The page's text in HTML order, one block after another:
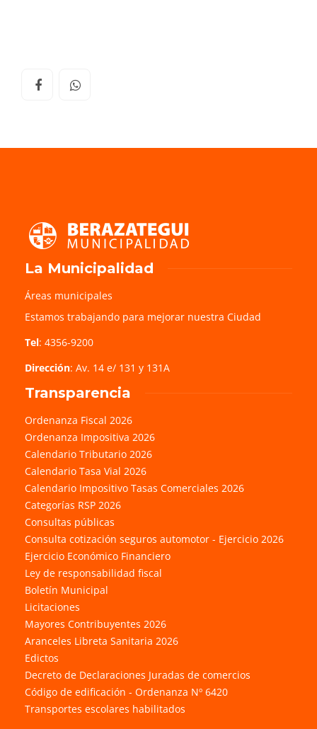
La Municipalidad
Áreas municipales
Estamos trabajando para mejorar nuestra Ciudad
Tel: 4356-9200
Dirección: Av. 14 e/ 131 y 131A
Transparencia
Ordenanza Fiscal 2026
Ordenanza Impositiva 2026
Calendario Tributario 2026
Calendario Tasa Vial 2026
Calendario Impositivo Tasas Comerciales 2026
Categorías RSP 2026
Consultas públicas
Consulta cotización seguros automotor - Ejercicio 2026
Ejercicio Económico Financiero
Ley de responsabilidad fiscal
Boletín Municipal
Licitaciones
Mayores Contribuyentes 2026
Aranceles Libreta Sanitaria 2026
Edictos
Decreto de Declaraciones Juradas de comercios
Código de edificación - Ordenanza Nº 6420
Transportes escolares habilitados